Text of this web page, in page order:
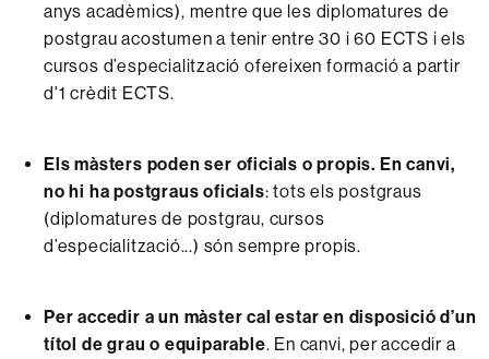
anys acadèmics), mentre que les diplomatures de
postgrau acostumen a tenir entre 30 i 60 ECTS i els
cursos d’especialització ofereixen formació a partir
d'1 crèdit ECTS.
Els màsters poden ser oficials o propis. En canvi,
no hi ha postgraus oficials: tots els postgraus
(diplomatures de postgrau, cursos
d’especialització...) són sempre propis.
Per accedir a un màster cal estar en disposició d’un
títol de grau o equiparable. En canvi, per accedir a